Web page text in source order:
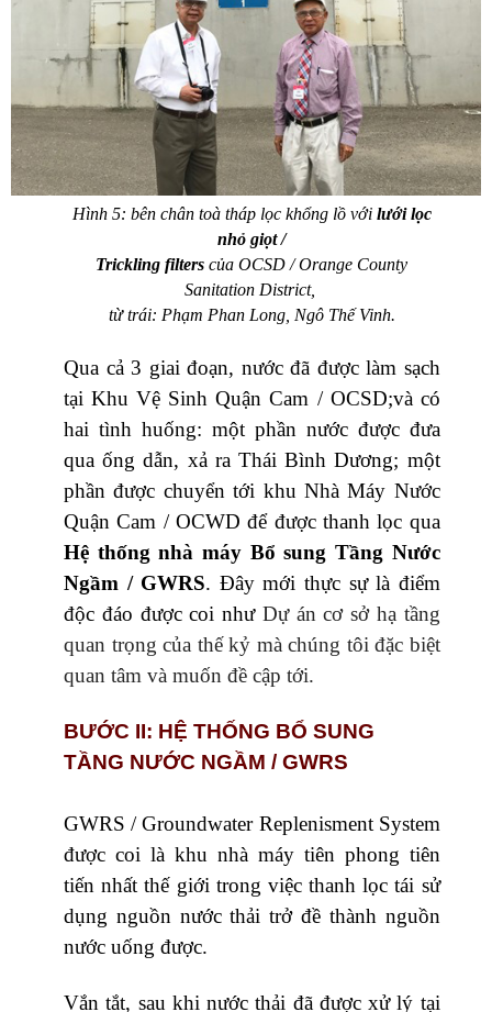
Hình 5: bên chân toà tháp lọc khổng lồ với lưới lọc
nhỏ giọt /
Trickling filters của OCSD / Orange County
Sanitation District,
từ trái: Phạm Phan Long, Ngô Thế Vinh.
Qua cả 3 giai đoạn, nước đã được làm sạch
tại Khu Vệ Sinh Quận Cam / OCSD;và có
hai tình huống: một phần nước được đưa
qua ống dẫn, xả ra Thái Bình Dương; một
phần được chuyển tới khu Nhà Máy Nước
Quận Cam / OCWD để được thanh lọc qua
Hệ thống nhà máy Bổ sung Tầng Nước
Ngầm / GWRS. Đây mới thực sự là điểm
độc đáo được coi như Dự án cơ sở hạ tầng
quan trọng của thế kỷ mà chúng tôi đặc biệt
quan tâm và muốn đề cập tới.
BƯỚC II: HỆ THỐNG BỔ SUNG
TẦNG NƯỚC NGẦM / GWRS
GWRS / Groundwater Replenisment System
được coi là khu nhà máy tiên phong tiên
tiến nhất thế giới trong việc thanh lọc tái sử
dụng nguồn nước thải trở đề thành nguồn
nước uống được.
Vắn tắt, sau khi nước thải đã được xử lý tại